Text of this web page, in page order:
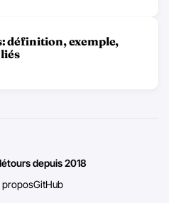
définition, exemple,
depuis 2018
proposGitHub